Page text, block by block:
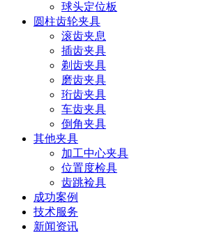
球头定位板
圆柱齿轮夹具
滚齿夹息
插齿夹具
剃齿夹具
磨齿夹具
珩齿夹具
车齿夹具
倒角夹具
其他夹具
加工中心夹具
位置度检具
齿跳裣具
成功案例
技术服务
新闻资讯